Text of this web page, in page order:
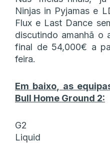
Ninjas in Pyjamas e
Flux e Last Dance
discutindo amanhã o
final de 54,000€ a
feira.
Em baixo, as
Bull Home Ground 2:
G2
Liquid